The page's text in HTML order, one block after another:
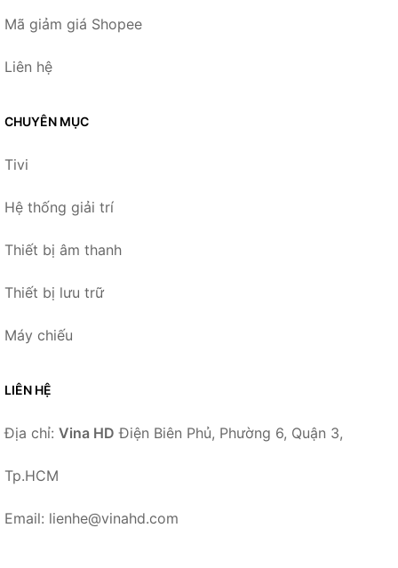
Mã giảm giá Shopee
Liên hệ
CHUYÊN MỤC
Tivi
Hệ thống giải trí
Thiết bị âm thanh
Thiết bị lưu trữ
Máy chiếu
LIÊN HỆ
Địa chỉ: Vina HD Điện Biên Phủ, Phường 6, Quận 3,
Tp.HCM
Email: lienhe@vinahd.com